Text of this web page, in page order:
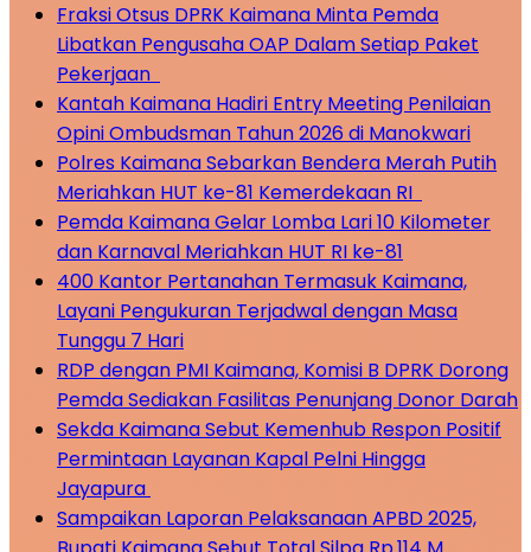
Fraksi Otsus DPRK Kaimana Minta Pemda
Libatkan Pengusaha OAP Dalam Setiap Paket
Pekerjaan
Kantah Kaimana Hadiri Entry Meeting Penilaian
Opini Ombudsman Tahun 2026 di Manokwari
Polres Kaimana Sebarkan Bendera Merah Putih
Meriahkan HUT ke-81 Kemerdekaan RI
Pemda Kaimana Gelar Lomba Lari 10 Kilometer
dan Karnaval Meriahkan HUT RI ke-81
400 Kantor Pertanahan Termasuk Kaimana,
Layani Pengukuran Terjadwal dengan Masa
Tunggu 7 Hari
RDP dengan PMI Kaimana, Komisi B DPRK Dorong
Pemda Sediakan Fasilitas Penunjang Donor Darah
Sekda Kaimana Sebut Kemenhub Respon Positif
Permintaan Layanan Kapal Pelni Hingga
Jayapura
Sampaikan Laporan Pelaksanaan APBD 2025,